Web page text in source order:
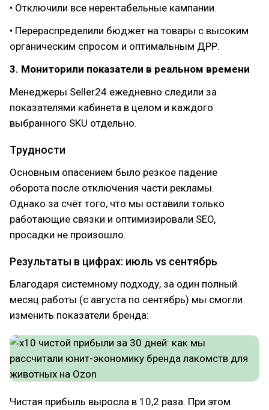
• Отключили все нерентабельные кампании.
• Перераспределили бюджет на товары с высоким
органическим спросом и оптимальным ДРР.
3. Мониторили показатели в реальном времени
Менеджеры Seller24 ежедневно следили за
показателями кабинета в целом и каждого
выбранного SKU отдельно.
Трудности
Основным опасением было резкое падение
оборота после отключения части рекламы.
Однако за счёт того, что мы оставили только
работающие связки и оптимизировали SEO,
просадки не произошло.
Результаты в цифрах: июль vs сентябрь
Благодаря системному подходу, за один полный
месяц работы (с августа по сентябрь) мы смогли
изменить показатели бренда:
Чистая прибыль выросла в 10,2 раза. При этом